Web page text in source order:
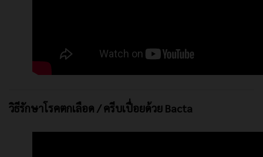
วิธีรักษาโรคตกเลือด / ครีบเปื่อยด้วย Bacta